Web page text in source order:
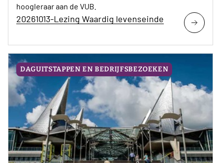
hoogleraar aan de VUB.
20261013-Lezing Waardig levenseinde
DAGUITSTAPPEN EN BEDRIJFSBEZOEKEN